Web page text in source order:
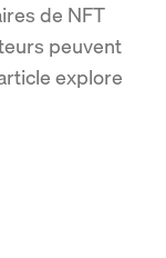
de NFT
peuvent
explore